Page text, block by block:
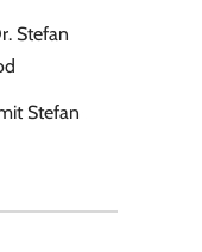
Stefan
Stefan